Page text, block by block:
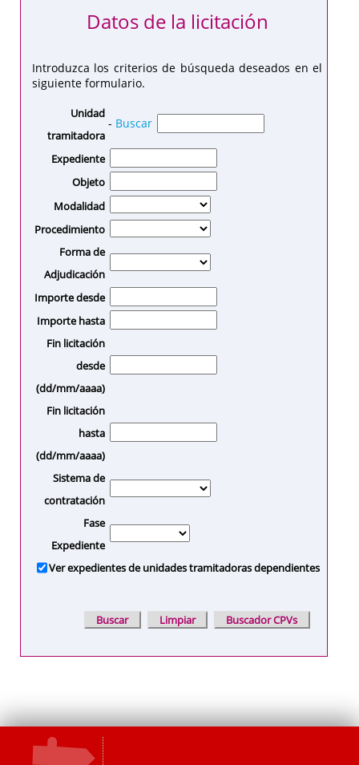
Introduzca los criterios de búsqueda deseados en el
siguiente formulario.
Datos de la licitación
Unidad
tramitadora
- Buscar
Expediente
Objeto
Modalidad
Procedimiento
Forma de
Adjudicación
Importe desde
Importe hasta
Fin licitación
desde
(dd/mm/aaaa)
Fin licitación
hasta
(dd/mm/aaaa)
Sistema de
contratación
Fase
Expediente
Ver expedientes de unidades tramitadoras dependientes